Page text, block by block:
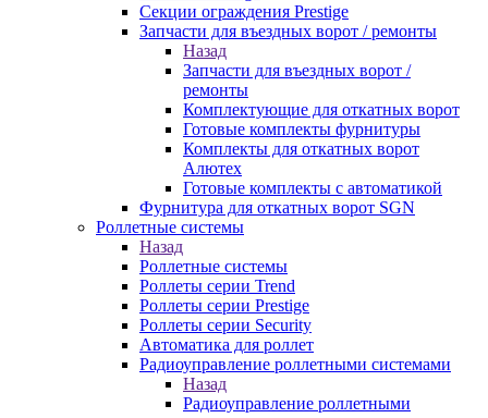
Секции ограждения Prestige
Запчасти для въездных ворот / ремонты
Назад
Запчасти для въездных ворот /
ремонты
Комплектующие для откатных ворот
Готовые комплекты фурнитуры
Комплекты для откатных ворот
Алютех
Готовые комплекты с автоматикой
Фурнитура для откатных ворот SGN
Роллетные системы
Назад
Роллетные системы
Роллеты серии Trend
Роллеты серии Prestige
Роллеты серии Security
Автоматика для роллет
Радиоуправление роллетными системами
Назад
Радиоуправление роллетными